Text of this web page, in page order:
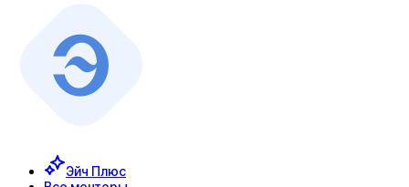
Эйч Плюс